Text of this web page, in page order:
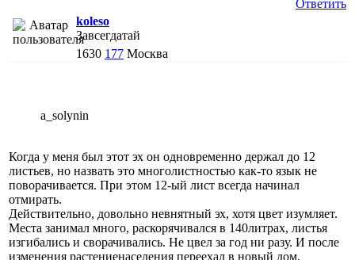
Ответить
koleso
Завсегдатай
1630 177 Москва
a_solynin
Когда у меня был этот эх он одновременно держал до 12
листьев, но назвать это многолистностью как-то язык не
поворачивается. При этом 12-ый лист всегда начинал
отмирать.
Действительно, довольно невнятный эх, хотя цвет изумляет.
Места занимал много, раскорячивался в 140литрах, листья
изгибались и сворачивались. Не цвел за год ни разу. И после
изменения растениенаселения переехал в новый дом.